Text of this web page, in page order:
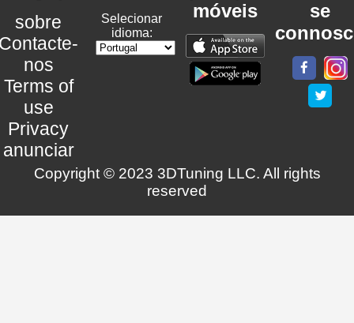
sobre
nos
Terms of
use
Privacy
anunciar
Selecionar
idioma:
móveis
se
Copyright © 2023 3DTuning LLC. All rights
reserved